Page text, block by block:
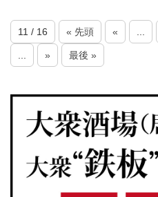
11 / 16 « 先頭 «
» 最後 »